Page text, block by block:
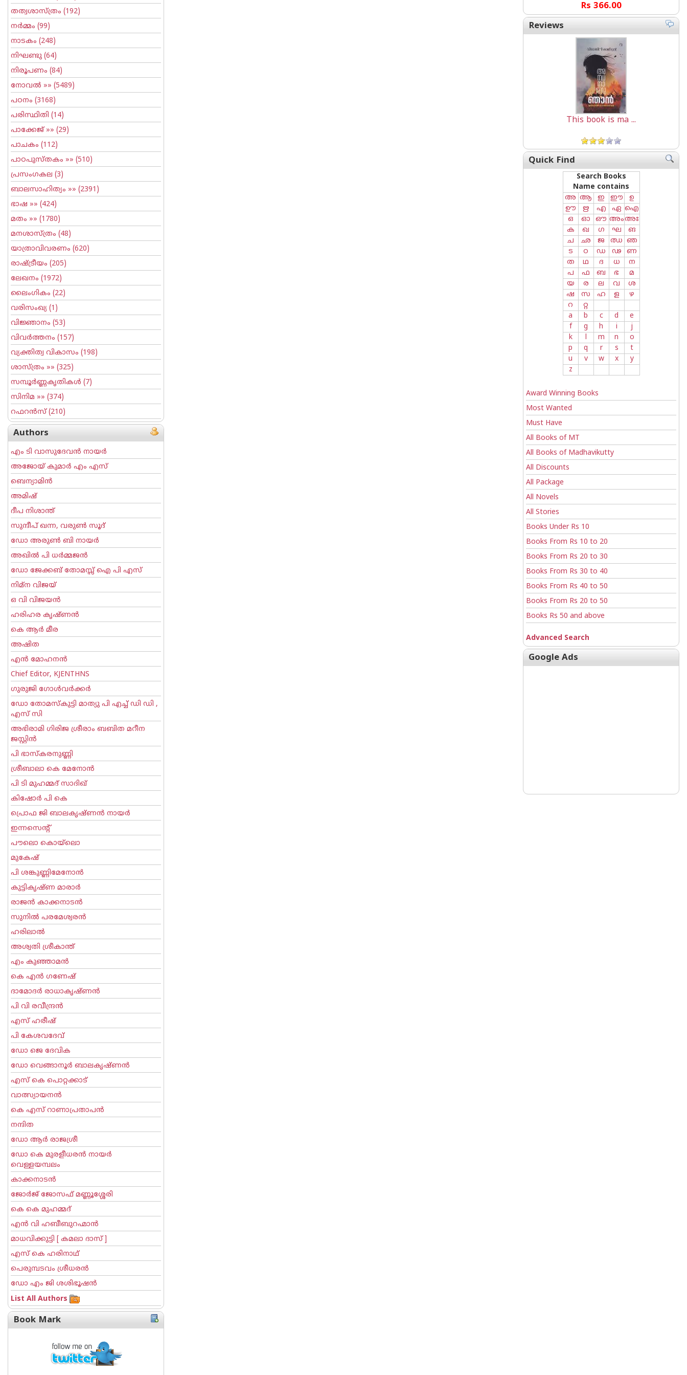
തത്വശാസ്ത്രം (192)
നര്‍മ്മം (99)
നാടകം (248)
നിഘണ്ടു (64)
നിരൂപണം (84)
നോവല്‍ »» (5489)
പഠനം (3168)
പരിസ്ഥിതി (14)
പാക്കേജ് »» (29)
പാചകം (112)
പാഠപുസ്തകം »» (510)
പ്രസംഗകല (3)
ബാലസാഹിത്യം »» (2391)
ഭാഷ »» (424)
മതം »» (1780)
മനശാസ്ത്രം (48)
യാത്രാവിവരണം (620)
രാഷ്ട്രീയം (205)
ലേഖനം (1972)
ലൈംഗികം (22)
വരിസംഖ്യ (1)
വിജ്ഞാനം (53)
വിവര്‍ത്തനം (157)
വ്യക്തിത്വ വികാസം (198)
ശാസ്ത്രം »» (325)
സമ്പൂര്‍ണ്ണകൃതികള്‍ (7)
സിനിമ »» (374)
റഫറന്‍സ്(210)
Authors
എം ടി വാസുദേവന്‍ നായര്‍
അജോയ് കുമാര്‍ എം എസ്
ബെന്യാമിന്‍
അമിഷ്
ദീപ നിശാന്ത്
സുന്ദീപ് ഖന്ന, വരുൺ സൂദ്
ഡോ അരുണ്‍ ബി നായര്‍
അഖില്‍ പി ധര്‍മ്മജന്‍
ഡോ ജേക്കബ് തോമസ്സ് ഐ പി എസ്
നിമ്ന വിജയ്
ഒ വി വിജയന്‍
ഹരിഹര കൃഷ്ണൻ
കെ ആര്‍ മീര
അഷിത
എന്‍ മോഹനന്‍
Chief Editor, KJENTHNS
ഗുരുജി ഗോള്‍‌വര്‍ക്കര്‍
ഡോ തോമസ്കുട്ടി മാത്യു പി എച്ച് ഡി ഡി ,
എസ് സി
അഭിരാമി ഗിരിജ ശ്രീരാം ബബിത മറീന
ജസ്റ്റിന്‍
പി ഭാസ്കരനുണ്ണി
ശ്രീബാലാ കെ മേനോന്‍
പി ടി മുഹമ്മദ് സാദിഖ്‌
കിഷോർ പി കെ
പ്രൊഫ ജി ബാലകൃഷ്ണന്‍ നായര്‍
ഇന്നസെന്റ്‌
പൗലൊ കൊയ്ലൊ
മുകേഷ്
പി ശങ്കുണ്ണിമേനോന്‍
കുട്ടികൃഷ്ണ മാരാര്‍
രാജന്‍ കാക്കനാടന്‍
സുനില്‍ പരമേശ്വരന്‍
ഹരിലാല്‍
അശ്വതി ശ്രീകാന്ത്
എം കുഞ്ഞാമന്‍
കെ എന്‍ ഗണേഷ്
ദാമോദർ രാധാകൃഷ്ണൻ
പി വി രവീന്ദ്രന്‍
എസ് ഹരീഷ്
പി കേശവദേവ്‌
ഡോ ജെ ദേവിക
ഡോ വെങ്ങാനൂര്‍ ബാലകൃഷ്ണന്‍
എസ്‌ കെ പൊറ്റക്കാട്‌
വാത്സ്യായനന്‍
കെ എസ് റാണാപ്രതാപന്‍
നന്ദിത
ഡോ ആര്‍ രാജശ്രീ
ഡോ കെ മുരളീധരന്‍ നായര്‍
വെള്ളയമ്പലം
കാക്കനാടന്‍
ജോര്‍ജ് ജോസഫ് മണ്ണൂശ്ശേരി
കെ കെ മുഹമ്മദ്
എന്‍ വി ഹബീബുറഹ്മാന്‍
മാധവിക്കുട്ടി [ കമലാ ദാസ് ]
എസ് കെ ഹരിനാഥ്
പെരുമ്പടവം ശ്രീധര‌ന്‍
ഡോ എം ജി ശശിഭൂഷന്‍
List All Authors
Book Mark
Rs 366.00
Reviews
This book is ma ...
Quick Find
Search Books
Name contains
അ ആ ഇ ഈ
ഉ
ഊ
ഋ എ ഏ ഐ
ഒ
ഓ ഔ അംഅഃ
ക
ഖ ഗ ഘ
ങ
ച
ഛ ജ ഝ ഞ
ട
ഠ ഡ ഢ
ണ
ത
ഥ ദ ധ
ന
പ
ഫ ബ ഭ
മ
യ
ര ല വ
ശ
ഷ
സ ഹ ള
ഴ
റ
റ്റ
a
b c d
e
f
g h i
j
k
l m n
o
p
q r s
t
u
v w x
y
z
Award Winning Books
Most Wanted
Must Have
All Books of MT
All Books of Madhavikutty
All Discounts
All Package
All Novels
All Stories
Books Under Rs 10
Books From Rs 10 to 20
Books From Rs 20 to 30
Books From Rs 30 to 40
Books From Rs 40 to 50
Books From Rs 20 to 50
Books Rs 50 and above
Advanced Search
Google Ads